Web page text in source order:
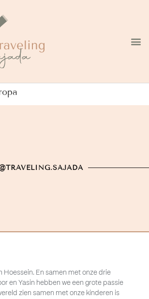
Hoessein. En samen met onze drie
en Yasin hebben we een grote passie
zien samen met onze kinderen is